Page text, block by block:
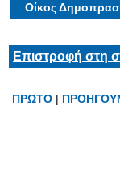
Οίκος
Επιστροφή στη
ΠΡΩΤΟ |